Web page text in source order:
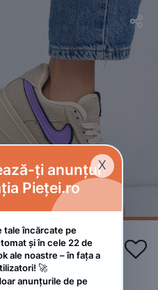

1:1, poze

X
ți anunțul
Pieței.ro
tale încărcate pe
și în cele 22 de
ale noastre – în fața a
🚀
anunțurile de pe